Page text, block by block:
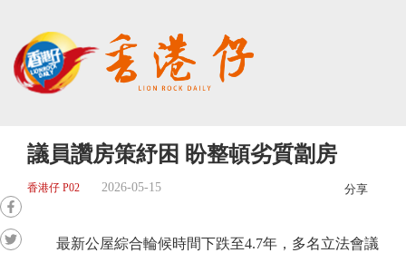
議員讚房策紓困 盼整頓劣質劏房
香港仔 P02 2026-05-15 分享
最新公屋綜合輪候時間下跌至4.7年，多名立法會議